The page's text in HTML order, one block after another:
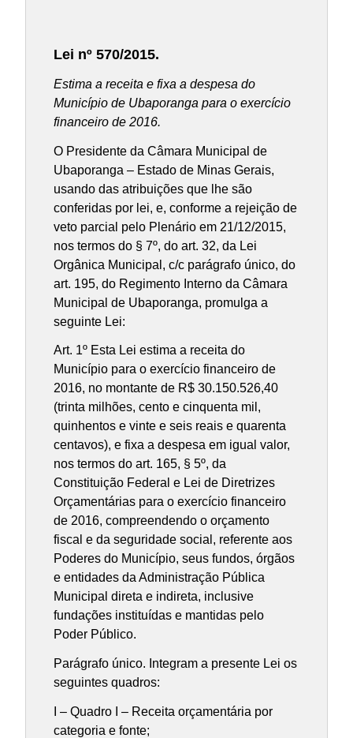
Lei nº 570/2015.
Estima a receita e fixa a despesa do
Município de Ubaporanga para o exercício
financeiro de 2016.
O Presidente da Câmara Municipal de
Ubaporanga – Estado de Minas Gerais,
usando das atribuições que lhe são
conferidas por lei, e, conforme a rejeição de
veto parcial pelo Plenário em 21/12/2015,
nos termos do § 7º, do art. 32, da Lei
Orgânica Municipal, c/c parágrafo único, do
art. 195, do Regimento Interno da Câmara
Municipal de Ubaporanga, promulga a
seguinte Lei:
Art. 1º Esta Lei estima a receita do
Município para o exercício financeiro de
2016, no montante de R$ 30.150.526,40
(trinta milhões, cento e cinquenta mil,
quinhentos e vinte e seis reais e quarenta
centavos), e fixa a despesa em igual valor,
nos termos do art. 165, § 5º, da
Constituição Federal e Lei de Diretrizes
Orçamentárias para o exercício financeiro
de 2016, compreendendo o orçamento
fiscal e da seguridade social, referente aos
Poderes do Município, seus fundos, órgãos
e entidades da Administração Pública
Municipal direta e indireta, inclusive
fundações instituídas e mantidas pelo
Poder Público.
Parágrafo único. Integram a presente Lei os
seguintes quadros:
I – Quadro I – Receita orçamentária por
categoria e fonte;